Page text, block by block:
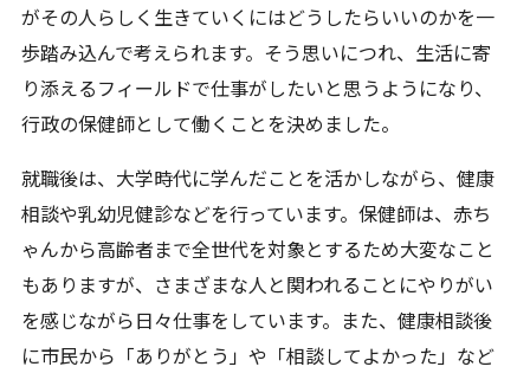
がその人らしく生きていくにはどうしたらいいのかを一
歩踏み込んで考えられます。そう思いにつれ、生活に寄
り添えるフィールドで仕事がしたいと思うようになり、
行政の保健師として働くことを決めました。
就職後は、大学時代に学んだことを活かしながら、健康
相談や乳幼児健診などを行っています。保健師は、赤ち
ゃんから高齢者まで全世代を対象とするため大変なこと
もありますが、さまざまな人と関われることにやりがい
を感じながら日々仕事をしています。また、健康相談後
に市民から「ありがとう」や「相談してよかった」など